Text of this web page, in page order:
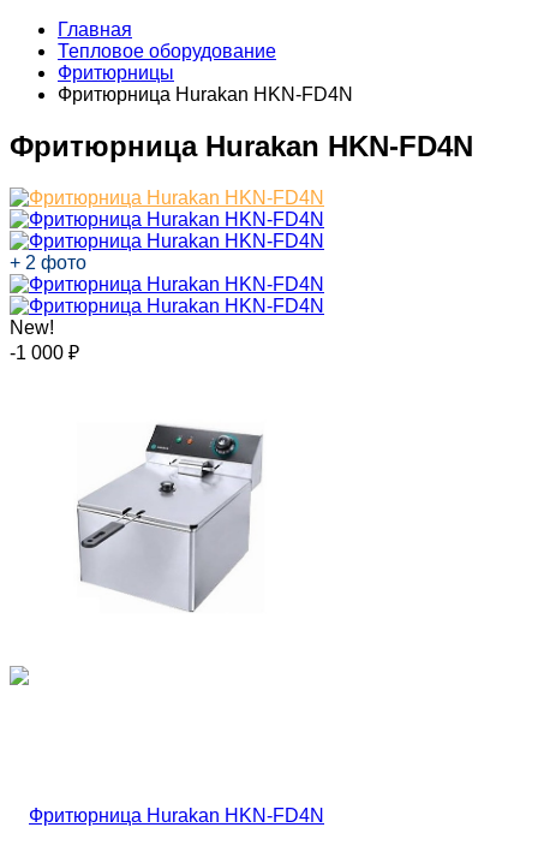
Главная
Тепловое оборудование
Фритюрницы
Фритюрница Hurakan HKN-FD4N​
Фритюрница Hurakan HKN-FD4N​
+ 2 фото
New!
-1 000 ₽